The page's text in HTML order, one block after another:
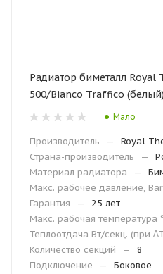
Радиатор биметалл
500/Bianco Traffico
Мало
Производитель —
Royal
Страна-производитель
—
Материал радиатора
—
Макс. рабочее давление, Bar
Гарантия
—
25 лет
Макc. рабочая температура
Теплоотдача Вт/секц. (при
Количество секций
—
8
Подключение
—
Боковое